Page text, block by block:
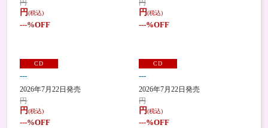
円
円(税込)
---%OFF
円
円(税込)
---%OFF
CD
---
2026年7月22日発売
円
円(税込)
---%OFF
CD
---
2026年7月22日発売
円
円(税込)
---%OFF